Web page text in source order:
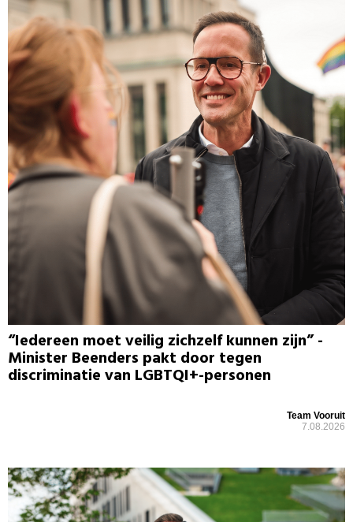
“Iedereen moet veilig zichzelf kunnen zijn” -
Minister Beenders pakt door tegen
discriminatie van LGBTQI+-personen
Team Vooruit
7.08.2026